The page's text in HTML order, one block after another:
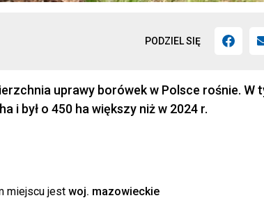
PODZIEL SIĘ
uprawy borówek w Polsce rośnie. W
i był o 450 ha większy niż w 2024 r.
miejscu jest woj. mazowieckie